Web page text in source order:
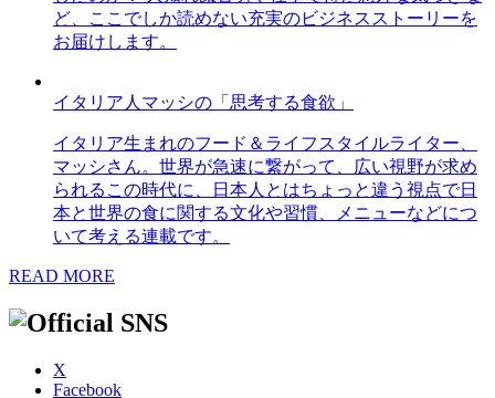
ど、ここでしか読めない充実のビジネスストーリーを
お届けします。
イタリア人マッシの「思考する食欲」
イタリア生まれのフード＆ライフスタイルライター、
マッシさん。世界が急速に繋がって、広い視野が求め
られるこの時代に、日本人とはちょっと違う視点で日
本と世界の食に関する文化や習慣、メニューなどにつ
いて考える連載です。
READ MORE
X
Facebook